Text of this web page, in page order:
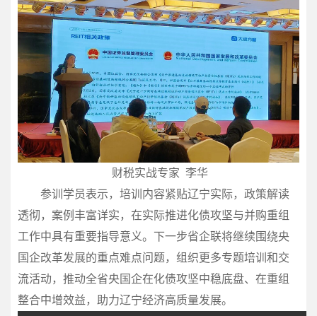
财税实战专家 李华
参训学员表示，培训内容紧贴辽宁实际，政策解读
透彻，案例丰富详实，在实际推进化债攻坚与并购重组
工作中具有重要指导意义。下一步省企联将继续围绕央
国企改革发展的重点难点问题，组织更多专题培训和交
流活动，推动全省央国企在化债攻坚中稳底盘、在重组
整合中增效益，助力辽宁经济高质量发展。